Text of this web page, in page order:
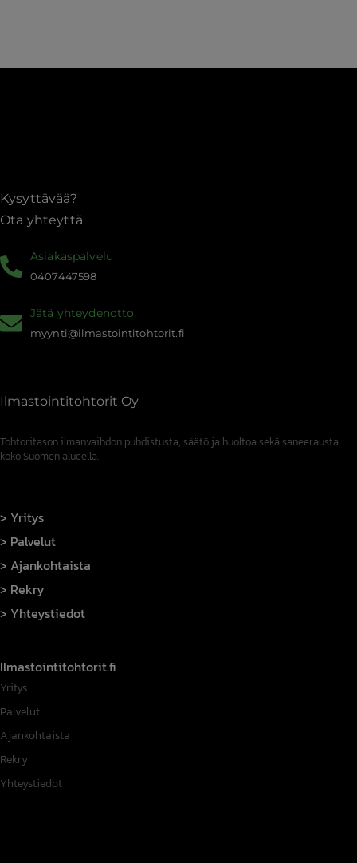
Kysyttävää?
Ota yhteyttä
Asiakaspalvelu
0407447598
Jätä yhteydenotto
myynti@ilmastointitohtorit.fi
Ilmastointitohtorit Oy
Tohtoritason ilmanvaihdon puhdistusta, säätö ja huoltoa sekä saneerausta
koko Suomen alueella.
Yritys
Palvelut
Ajankohtaista
Rekry
Yhteystiedot
Ilmastointitohtorit.fi
Yritys
Palvelut
Ajankohtaista
Rekry
Yhteystiedot